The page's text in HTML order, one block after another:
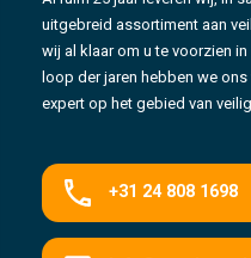
uitgebreid assortiment aan
wij al klaar om u te voorzien
loop der jaren hebben we
expert op het gebied van
+31 24 808 1698